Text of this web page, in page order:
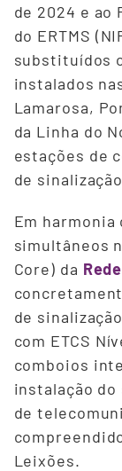
de 2024 e ao
do ERTMS
substituídos
instalados
Lamarosa,
da Linha do
estações de
de
Em
simultâneos
Core) da
de
com ETCS
comboios
instalação do
de
Leixões.